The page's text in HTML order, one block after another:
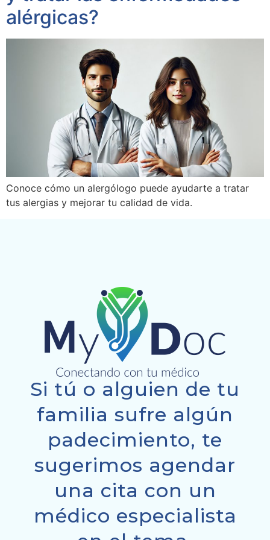
alérgicas?
Conoce cómo un alergólogo puede ayudarte a tratar
tus alergias y mejorar tu calidad de vida.
Si tú o alguien de tu
familia sufre algún
padecimiento, te
sugerimos agendar
una cita con un
médico especialista